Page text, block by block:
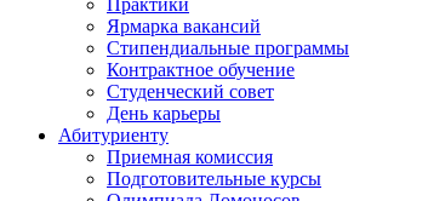
Практики
Ярмарка вакансий
Стипендиальные программы
Контрактное обучение
Студенческий совет
День карьеры
Абитуриенту
Приемная комиссия
Подготовительные курсы